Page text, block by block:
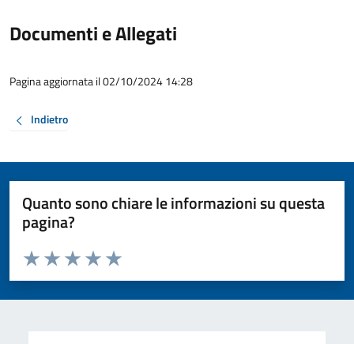
Documenti e Allegati
Pagina aggiornata il 02/10/2024 14:28
Indietro
Quanto sono chiare le informazioni su questa
pagina?
Valuta da 1 a 5 stelle la pagina
Valuta 5 stelle su 5
Valuta 4 stelle su 5
Valuta 3 stelle su 5
Valuta 2 stelle su 5
Valuta 1 stelle su 5